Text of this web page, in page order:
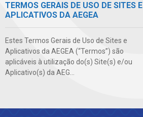
TERMOS GERAIS DE USO DE SITES E
APLICATIVOS DA AEGEA
Estes Termos Gerais de Uso de Sites e
Aplicativos da AEGEA (“Termos”) são
aplicáveis à utilização do(s) Site(s) e/ou
Aplicativo(s) da AEG...